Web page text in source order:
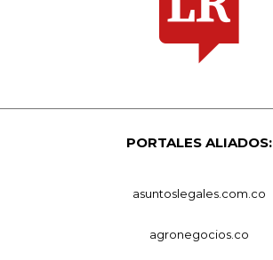
PORTALES ALIADOS:
asuntoslegales.com.co
agronegocios.co